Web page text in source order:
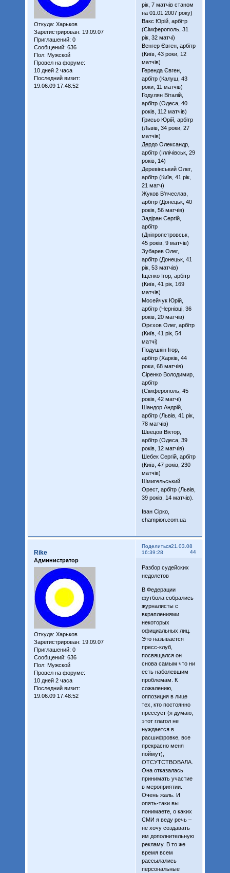
Откуда: Харьков
Зарегистрирован: 19.09.07
Приглашений: 0
Сообщений: 636
Пол: Мужской
Провел на форуме:
10 дней 2 часа
Последний визит:
19.06.09 17:48:52
рік, 7 матчів станом
на 01.01.2007 року)
Вакс Юрій, арбітр
(Сімферополь, 31
рік, 32 матчі)
Венгер Євген, арбітр
(Київ, 43 роки, 12
матчів)
Геренда Євген,
арбітр (Калуш, 43
роки, 11 матчів)
Годулян Віталій,
арбітр (Одеса, 40
років, 112 матчів)
Грисьо Юрій, арбітр
(Львів, 34 роки, 27
матчів)
Дердо Олександр,
арбітр (Іллічівськ, 29
років, 14)
Деревінський Олег,
арбітр (Київ, 41 рік,
21 матч)
Жуков В'ячеслав,
арбітр (Донецьк, 40
років, 56 матчів)
Задіран Сергій,
арбітр
(Дніпропетровськ,
45 років, 9 матчів)
Зубарев Олег,
арбітр (Донецьк, 41
рік, 53 матчів)
Іщенко Ігор, арбітр
(Київ, 41 рік, 169
матчів)
Мосейчук Юрій,
арбітр (Чернівці, 36
років, 20 матчів)
Орєхов Олег, арбітр
(Київ, 41 рік, 54
матчі)
Подушкін Ігор,
арбітр (Харків, 44
роки, 68 матчів)
Сіренко Володимир,
арбітр
(Сімферополь, 45
років, 42 матчі)
Шандор Андрій,
арбітр (Львів, 41 рік,
78 матчів)
Швецов Віктор,
арбітр (Одеса, 39
років, 12 матчів)
Шебек Сергій, арбітр
(Київ, 47 років, 230
матчів)
Шмигельський
Орест, арбітр (Львів,
39 років, 14 матчів).
Іван Сірко,
champion.com.ua
Поделиться
44
21.03.08
16:39:28
Rike
Администратор
Откуда: Харьков
Зарегистрирован: 19.09.07
Приглашений: 0
Сообщений: 636
Пол: Мужской
Провел на форуме:
10 дней 2 часа
Последний визит:
19.06.09 17:48:52
Разбор судейских
недолетов
В Федерации
футбола собрались
журналисты с
вкраплениями
некоторых
официальных лиц.
Это называется
пресс-клуб,
посвящался он
снова самым что ни
есть наболевшим
проблемам. К
сожалению,
оппозиция в лице
тех, кто постоянно
прессует (я думаю,
этот глагол не
нуждается в
расшифровке, все
прекрасно меня
поймут),
ОТСУТСТВОВАЛА.
Она отказалась
принимать участие
в мероприятии.
Очень жаль. И
опять-таки вы
понимаете, о каких
СМИ я веду речь –
не хочу создавать
им дополнительную
рекламу. В то же
время всем
рассылались
персональные